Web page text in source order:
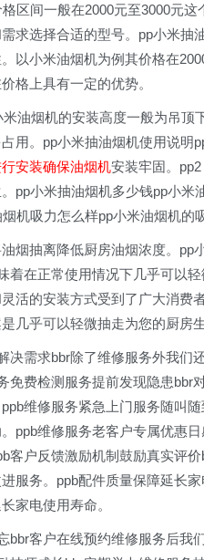
区间一般在2000元至3000元
求选择合适的型号。pp小米
以小米油烟机为例其价格在
格上具有一定的优势。
油烟机的安装高度一般为吊
用。pp小米抽油烟机使用说明
安装确保油烟机安装牢固。
pp小米抽油烟机多少钱pp小
机吸力怎么样pp小米油烟机的
烟抽离降低厨房油烟浓度。
着在正常使用情况下几乎可以
活的安装方式受到了广大消费
几乎可以轻微抽走为您的厨房
决需求bbr除了维修服务外我
免费检测服务提前发现隐患bbr
维修服务紧急上门服务随叫
ppb维修服务老客户专属优惠
客户反馈激励机制鼓励真实评
服务。ppb配件质量保障延长
家电使用寿命。
bbr客户在线预约维修服务后我